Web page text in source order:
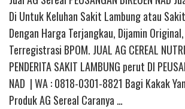
Di Untuk Keluhan Sakit Lambung atau
Dengan Harga Terjangkau, Dijamin
Terregistrasi BPOM. JUAL AG CEREAL
PENDERITA SAKIT LAMBUNG perut DI
NAD | WA : 0818-0301-8821 Bagi Kakak
Produk AG Sereal Caranya …